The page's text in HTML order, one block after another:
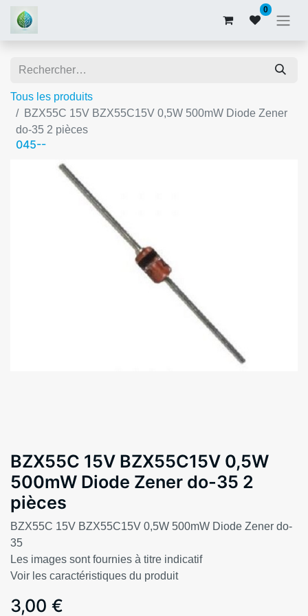
0
Tous les produits
BZX55C 15V BZX55C15V 0,5W 500mW Diode Zener
do-35 2 pièces
045--
BZX55C 15V BZX55C15V 0,5W
500mW Diode Zener do-35 2
pièces
BZX55C 15V BZX55C15V 0,5W 500mW Diode Zener do-
35
Les images sont fournies à titre indicatif
Voir les caractéristiques du produit
3,00 €